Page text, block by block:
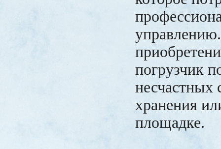
погрузчик
несчастных
хранения
площадке.